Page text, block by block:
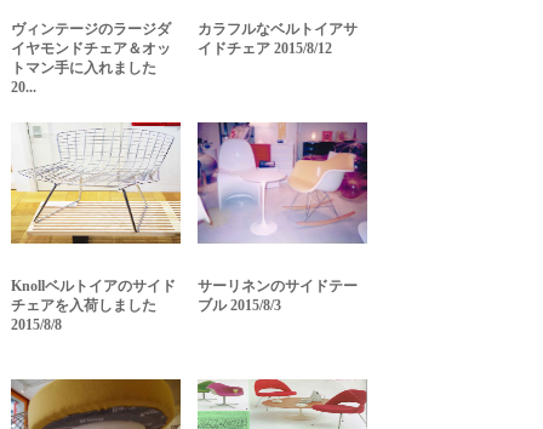
ヴィンテージのラージダ
イヤモンドチェア＆オッ
トマン手に入れました
20...
カラフルなベルトイアサ
イドチェア 2015/8/12
Knollベルトイアのサイド
チェアを入荷しました
2015/8/8
サーリネンのサイドテー
ブル 2015/8/3